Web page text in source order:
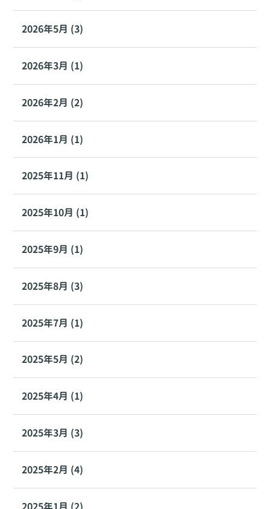
2026年5月 (3)
2026年3月 (1)
2026年2月 (2)
2026年1月 (1)
2025年11月 (1)
2025年10月 (1)
2025年9月 (1)
2025年8月 (3)
2025年7月 (1)
2025年5月 (2)
2025年4月 (1)
2025年3月 (3)
2025年2月 (4)